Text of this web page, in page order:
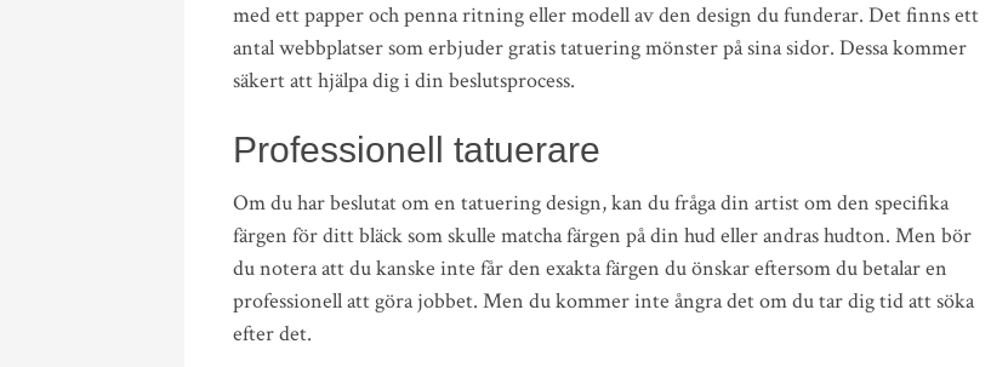
med ett papper och penna ritning eller modell av den design du funderar. Det finns ett
antal webbplatser som erbjuder gratis tatuering mönster på sina sidor. Dessa kommer
säkert att hjälpa dig i din beslutsprocess.
Professionell tatuerare
Om du har beslutat om en tatuering design, kan du fråga din artist om den specifika
färgen för ditt bläck som skulle matcha färgen på din hud eller andras hudton. Men bör
du notera att du kanske inte får den exakta färgen du önskar eftersom du betalar en
professionell att göra jobbet. Men du kommer inte ångra det om du tar dig tid att söka
efter det.